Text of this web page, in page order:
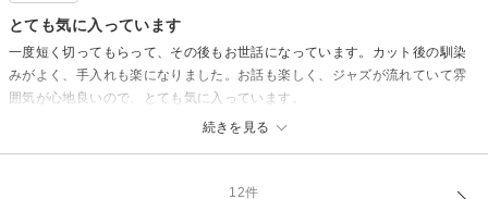
とても気に入っています
続きを見る
一度短く切ってもらって、その後もお世話になっています。カット後の馴染
みがよく、手入れも楽になりました。お話も楽しく、ジャズが流れていて雰
囲気が心地良いので、とても気に入っています。
気一杯なお客様に、仕事の楽しさを教えていただいてます、朝晩の冷え込
12件